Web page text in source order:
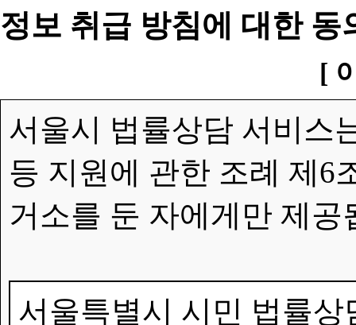
정보 취급 방침에 대한 동
[
서울시 법률상담 서비스
등 지원에 관한 조례 제6
거소를 둔 자에게만 제공
서울특별시 시민 법률